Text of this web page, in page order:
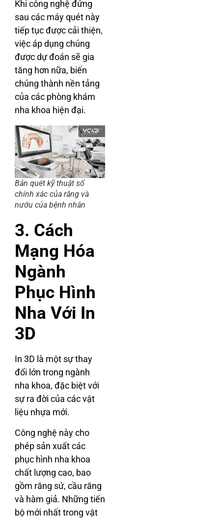
Khi công nghệ đứng
sau các máy quét này
tiếp tục được cải thiện,
việc áp dụng chúng
được dự đoán sẽ gia
tăng hơn nữa, biến
chúng thành nền tảng
của các phòng khám
nha khoa hiện đại.
Bản quét kỹ thuật số
chính xác của răng và
nướu của bệnh nhân
3. Cách
Mạng Hóa
Ngành
Phục Hình
Nha Với In
3D
In 3D là một sự thay
đổi lớn trong ngành
nha khoa, đặc biệt với
sự ra đời của các vật
liệu nhựa mới.
Công nghệ này cho
phép sản xuất các
phục hình nha khoa
chất lượng cao, bao
gồm răng sứ, cầu răng
và hàm giả. Những tiến
bộ mới nhất trong vật